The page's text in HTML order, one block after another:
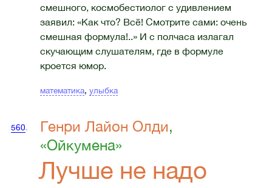
смешного, космобестиолог с удивлением
заявил: «Как что? Всё! Смотрите сами: очень
смешная формула!..» И с полчаса излагал
скучающим слушателям, где в формуле
кроется юмор.
математика,улыбка
560. Генри Лайон Олди,
«Ойкумена»
Лучше не надо